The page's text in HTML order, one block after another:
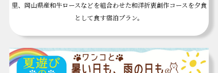
里、岡山県産和牛ロースなどを組合わせた和洋折衷創作コースを夕食
として食す宿泊プラン。